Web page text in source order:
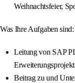
Weihnachtsfeier,
Was Ihre Aufgaben sind:
Leitung von SAP
Beitrag zu und